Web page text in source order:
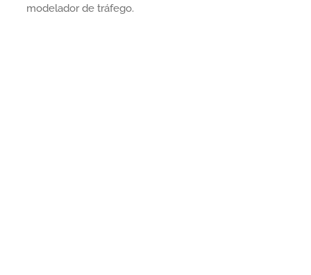
modelador de tráfego.